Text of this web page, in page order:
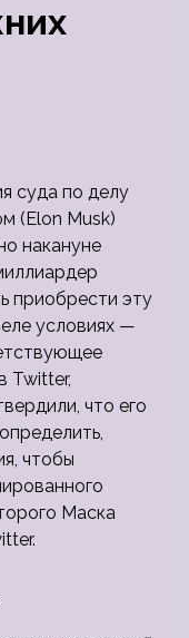
суда по делу
(Elon Musk)
накануне
приобрести эту
условиях —
Twitter,
что его
чтобы
Маска